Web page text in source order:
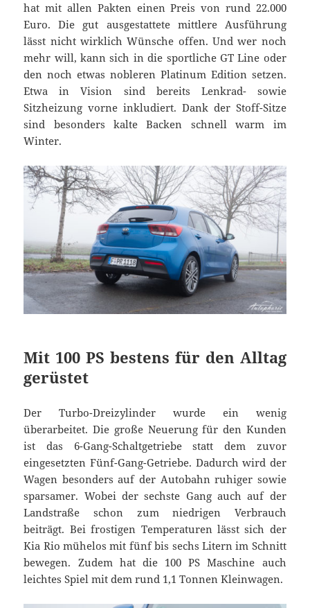
hat mit allen Pakten einen Preis von rund 22.000
Euro. Die gut ausgestattete mittlere Ausführung
lässt nicht wirklich Wünsche offen. Und wer noch
mehr will, kann sich in die sportliche GT Line oder
den noch etwas nobleren Platinum Edition setzen.
Etwa in Vision sind bereits Lenkrad- sowie
Sitzheizung vorne inkludiert. Dank der Stoff-Sitze
sind besonders kalte Backen schnell warm im
Winter.
Mit 100 PS bestens für den Alltag
gerüstet
Der Turbo-Dreizylinder wurde ein wenig
überarbeitet. Die große Neuerung für den Kunden
ist das 6-Gang-Schaltgetriebe statt dem zuvor
eingesetzten Fünf-Gang-Getriebe. Dadurch wird der
Wagen besonders auf der Autobahn ruhiger sowie
sparsamer. Wobei der sechste Gang auch auf der
Landstraße schon zum niedrigen Verbrauch
beiträgt. Bei frostigen Temperaturen lässt sich der
Kia Rio mühelos mit fünf bis sechs Litern im Schnitt
bewegen. Zudem hat die 100 PS Maschine auch
leichtes Spiel mit dem rund 1,1 Tonnen Kleinwagen.